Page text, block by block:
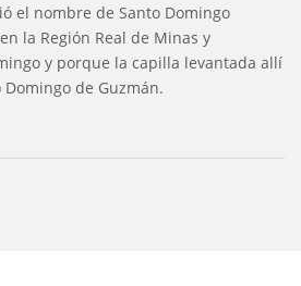
el nombre de Santo Domingo
la Región Real de Minas y
y porque la capilla levantada allí
de Guzmán.